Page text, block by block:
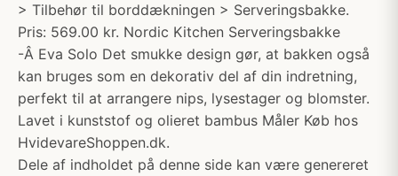
> Tilbehør til borddækningen > Serveringsbakke.
Pris: 569.00 kr. Nordic Kitchen Serveringsbakke
-Â Eva Solo Det smukke design gør, at bakken også
kan bruges som en dekorativ del af din indretning,
perfekt til at arrangere nips, lysestager og blomster.
Lavet i kunststof og olieret bambus Måler Køb hos
HvidevareShoppen.dk.
Dele af indholdet på denne side kan være genereret